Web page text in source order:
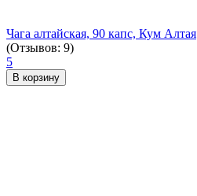
Чага алтайская, 90 капс, Кум Алтая
(Отзывов: 9)
5
В корзину